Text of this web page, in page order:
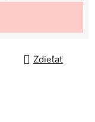
Zdieľať